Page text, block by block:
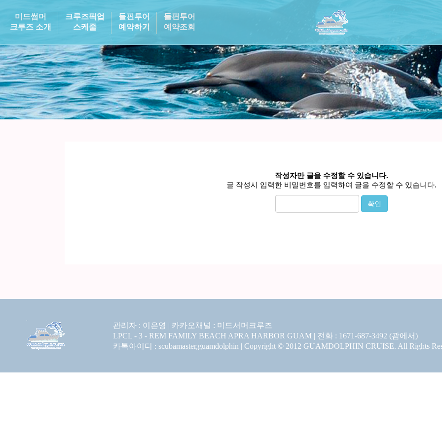
미드썸머
크루즈 소개
크루즈픽업
스케줄
돌핀투어
예약하기
돌핀투어
예약조회
작성자만 글을 수정할 수 있습니다.
글 작성시 입력한 비밀번호를 입력하여 글을 수정할 수 있습니다.
관리자 : 이은영 | 카카오채널 : 미드서머크루즈
LPCL - 3 - REM FAMILY BEACH APRA HARBOR GUAM | 전화 : 1671-687-3492 (괌에서)
카톡아이디 : scubamaster,guamdolphin | Copyright © 2012 GUAMDOLPHIN CRUISE. All Rights